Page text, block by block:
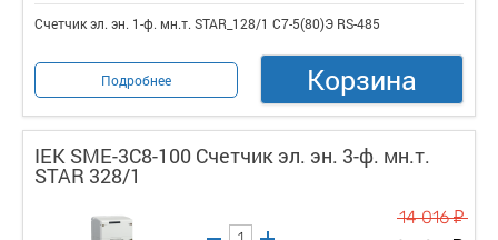
Счетчик эл. эн. 1-ф. мн.т. STAR_128/1 С7-5(80)Э RS-485
Подробнее Корзина
IEK SME-3C8-100 Счетчик эл. эн. 3-ф. мн.т.
STAR 328/1
14 016у